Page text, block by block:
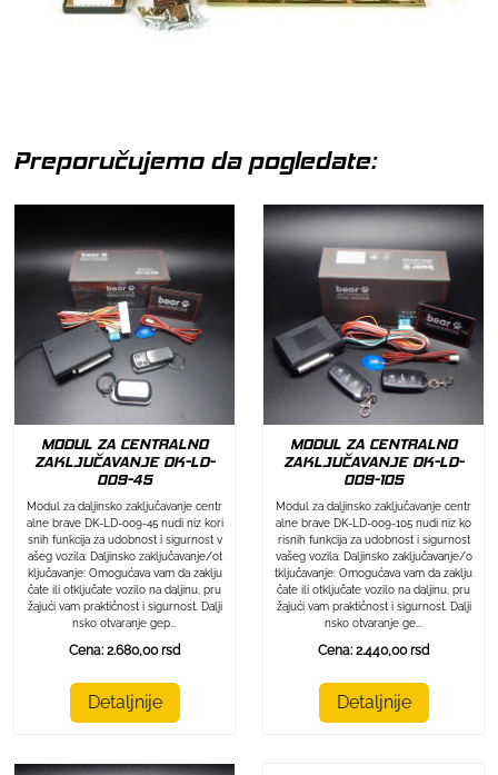
Preporučujemo da pogledate:
MODUL ZA CENTRALNO
ZAKLJUČAVANJE DK-LD-
009-45
Modul za daljinsko zaključavanje centr
alne brave DK-LD-009-45 nudi niz kori
snih funkcija za udobnost i sigurnost v
ašeg vozila: Daljinsko zaključavanje/ot
ključavanje: Omogućava vam da zaklju
čate ili otključate vozilo na daljinu, pru
žajući vam praktičnost i sigurnost. Dalji
nsko otvaranje gep...
Cena: 2.680,00 rsd
Detaljnije
MODUL ZA CENTRALNO
ZAKLJUČAVANJE DK-LD-
009-105
Modul za daljinsko zaključavanje centr
alne brave DK-LD-009-105 nudi niz ko
risnih funkcija za udobnost i sigurnost
vašeg vozila: Daljinsko zaključavanje/o
tključavanje: Omogućava vam da zaklju
čate ili otključate vozilo na daljinu, pru
žajući vam praktičnost i sigurnost. Dalji
nsko otvaranje ge...
Cena: 2.440,00 rsd
Detaljnije